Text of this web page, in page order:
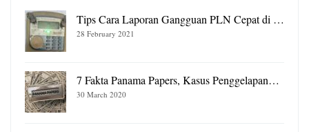
Tips Cara Laporan Gangguan PLN Cepat di …
28 February 2021
7 Fakta Panama Papers, Kasus Penggelapan…
30 March 2020